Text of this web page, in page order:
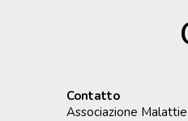
Contatto
Associazione